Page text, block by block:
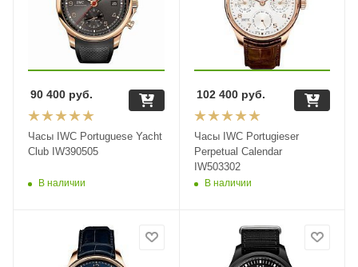
Часы IWC Portuguese Yacht
Club IW390505
В наличии
90 400 руб.
Часы IWC Portugieser
Perpetual Calendar
IW503302
В наличии
102 400руб.